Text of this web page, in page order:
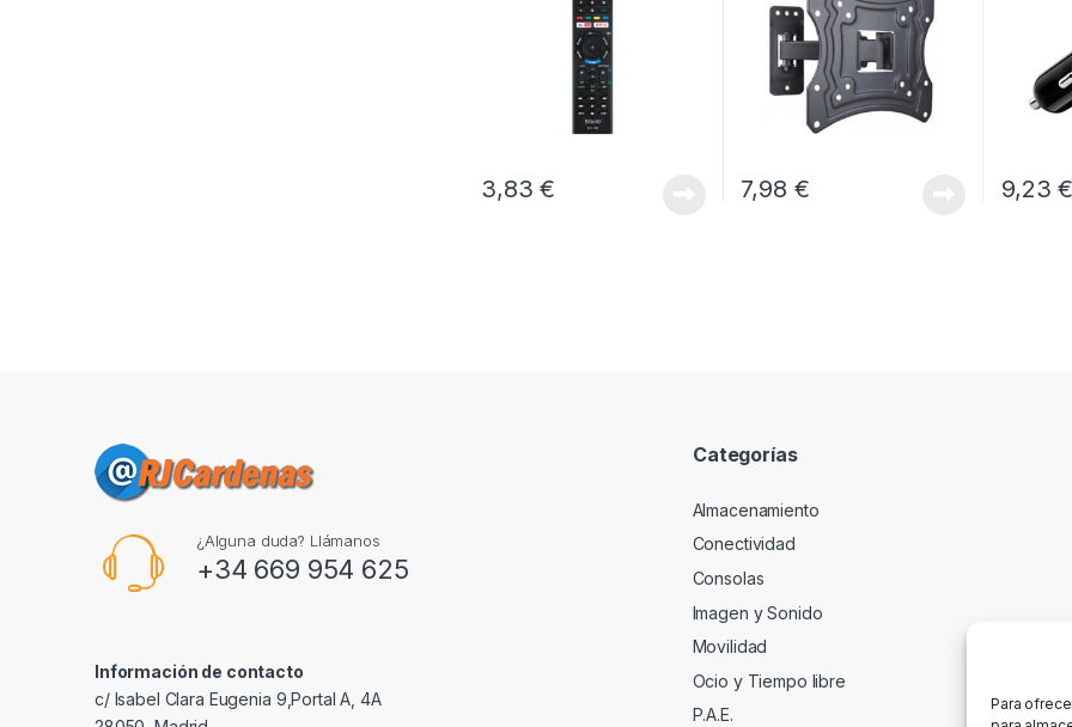
Para
3,83€ 7,98 € 9,23€
¿Alguna duda? Llámanos
+34 669 954 625
Información de contacto
c/ Isabel Clara Eugenia 9,Portal A, 4A
Categorías
Almacenamiento
Conectividad
Consolas
Imagen y Sonido
Movilidad
Ocio y Tiempo libre
P.A.E.